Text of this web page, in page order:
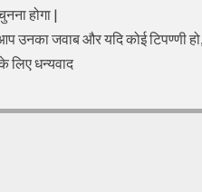
होगा |
जवाब और यदि कोई टिपण्णी हो,
धन्यवाद